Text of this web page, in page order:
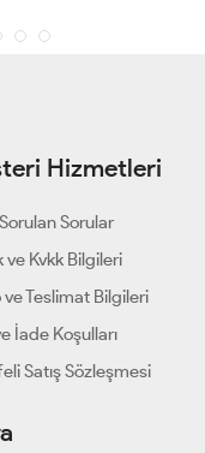
Hizmetleri
Sorular
ve Kvkk Bilgileri
ve Teslimat Bilgileri
İade Koşulları
Satış Sözleşmesi